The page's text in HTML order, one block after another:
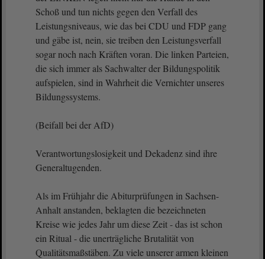
Schoß und tun nichts gegen den Verfall des
Leistungsniveaus, wie das bei CDU und FDP gang
und gäbe ist, nein, sie treiben den Leistungsverfall
sogar noch nach Kräften voran. Die linken Parteien,
die sich immer als Sachwalter der Bildungspolitik
aufspielen, sind in Wahrheit die Vernichter unseres
Bildungssystems.
(Beifall bei der AfD)
Verantwortungslosigkeit und Dekadenz sind ihre
Generaltugenden.
Als im Frühjahr die Abiturprüfungen in Sachsen-
Anhalt anstanden, beklagten die bezeichneten
Kreise wie jedes Jahr um diese Zeit - das ist schon
ein Ritual - die unerträgliche Brutalität von
Qualitätsmaßstäben. Zu viele unserer armen kleinen